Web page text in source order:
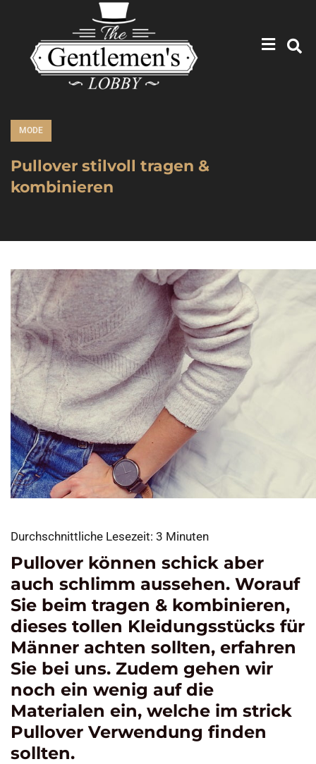
MODE
Pullover stilvoll tragen &
kombinieren
Durchschnittliche Lesezeit: 3 Minuten
Pullover können schick aber
auch schlimm aussehen. Worauf
Sie beim tragen & kombinieren,
dieses tollen Kleidungsstücks für
Männer achten sollten, erfahren
Sie bei uns. Zudem gehen wir
noch ein wenig auf die
Materialen ein, welche im strick
Pullover Verwendung finden
sollten.